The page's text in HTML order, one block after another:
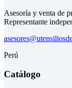
Asesoría y venta de
Representante
Perú
Catálogo